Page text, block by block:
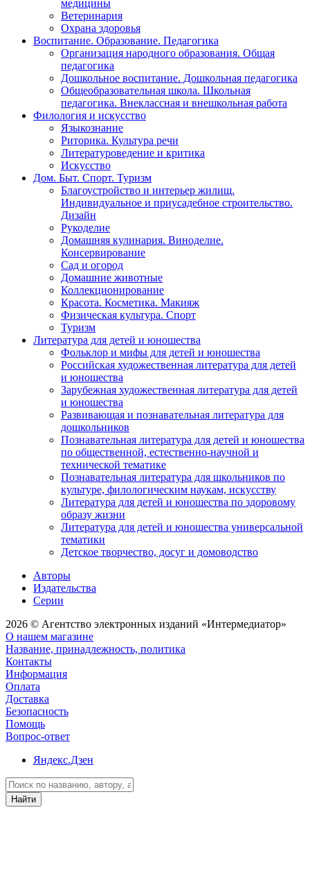
медицины
Ветеринария
Охрана здоровья
Воспитание. Образование. Педагогика
Организация народного образования. Общая
педагогика
Дошкольное воспитание. Дошкольная педагогика
Общеобразовательная школа. Школьная
педагогика. Внеклассная и внешкольная работа
Филология и искусство
Языкознание
Риторика. Культура речи
Литературоведение и критика
Искусство
Дом. Быт. Спорт. Туризм
Благоустройство и интерьер жилищ.
Индивидуальное и приусадебное строительство.
Дизайн
Рукоделие
Домашняя кулинария. Виноделие.
Консервирование
Сад и огород
Домашние животные
Коллекционирование
Красота. Косметика. Макияж
Физическая культура. Спорт
Туризм
Литература для детей и юношества
Фольклор и мифы для детей и юношества
Российская художественная литература для детей
и юношества
Зарубежная художественная литература для детей
и юношества
Развивающая и познавательная литература для
дошкольников
Познавательная литература для детей и юношества
по общественной, естественно-научной и
технической тематике
Познавательная литература для школьников по
культуре, филологическим наукам, искусству
Литература для детей и юношества по здоровому
образу жизни
Литература для детей и юношества универсальной
тематики
Детское творчество, досуг и домоводство
Авторы
Издательства
Серии
2026 © Агентство электронных изданий «Интермедиатор»
О нашем магазине
Название, принадлежность, политика
Контакты
Информация
Оплата
Доставка
Безопасность
Помощь
Вопрос-ответ
Яндекс.Дзен
Найти